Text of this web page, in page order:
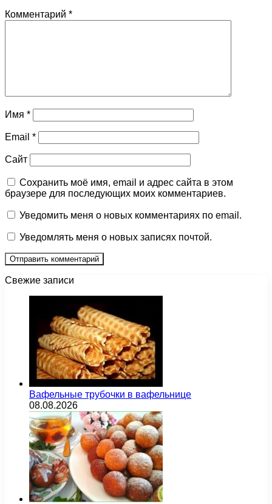
Комментарий *
Имя *
Email *
Сайт
Сохранить моё имя, email и адрес сайта в этом
браузере для последующих моих комментариев.
Уведомить меня о новых комментариях по email.
Уведомлять меня о новых записях почтой.
Свежие записи
Вафельные трубочки в вафельнице
08.08.2026